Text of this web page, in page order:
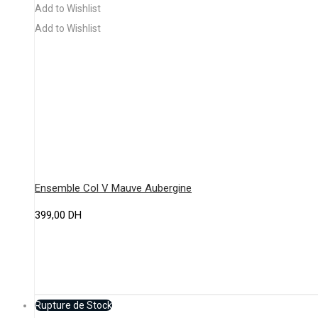
la
Add to Wishlist
Add to Wishlist
Ensemble Col V Mauve Aubergine
399,00 DH
Rupture de Stock